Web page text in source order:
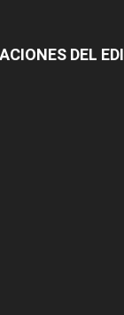
DEL